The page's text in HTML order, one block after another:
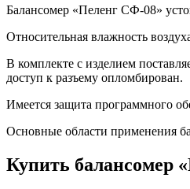
Балансомер «Пеленг СФ-08»
Относительная влажность
В комплекте с изделием
доступ к разъему опломбирован.
Имеется защита программного
Основные области применения
Купить балансомер